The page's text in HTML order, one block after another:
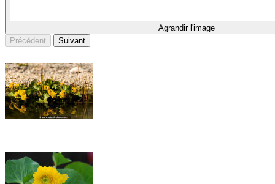
Agrandir l'image
Précédent
Suivant